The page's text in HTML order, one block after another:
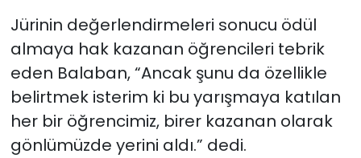
Jürinin değerlendirmeleri sonucu ödül
almaya hak kazanan öğrencileri tebrik
eden Balaban, “Ancak şunu da özellikle
belirtmek isterim ki bu yarışmaya katılan
her bir öğrencimiz, birer kazanan olarak
gönlümüzde yerini aldı.” dedi.